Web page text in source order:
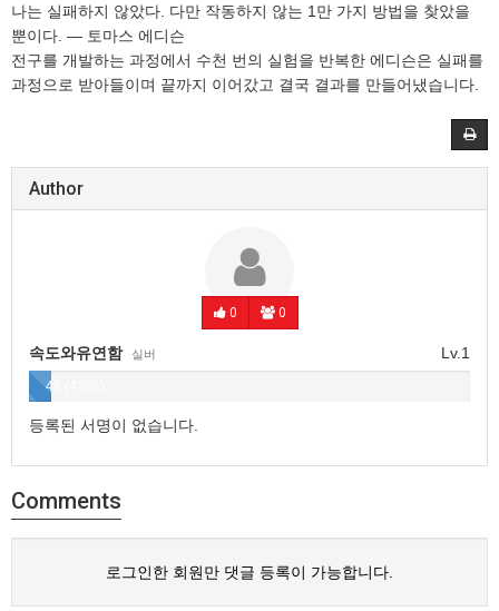
나는 실패하지 않았다. 다만 작동하지 않는 1만 가지 방법을 찾았을
뿐이다. — 토마스 에디슨
전구를 개발하는 과정에서 수천 번의 실험을 반복한 에디슨은 실패를
과정으로 받아들이며 끝까지 이어갔고 결국 결과를 만들어냈습니다.
Author
0 0
Lv.1
속도와유연함 실버
48 (4.8%)
등록된 서명이 없습니다.
Comments
로그인한 회원만 댓글 등록이 가능합니다.